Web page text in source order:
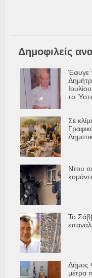
Δημοφιλείς
Έφυγε
το
Σε
Ντου
Το
Δήμος
μέτρα